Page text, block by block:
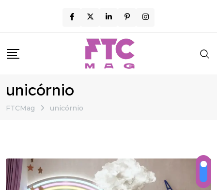
content
unicórnio
FTCMag unicórnio